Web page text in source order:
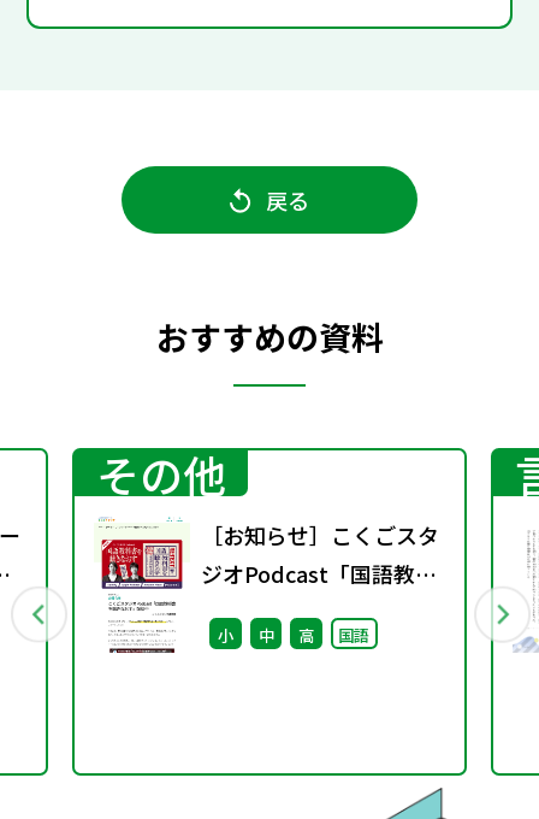
戻る
おすすめの資料
その他
［お知らせ］こくごスタ
ジオPodcast「国語教科
書を聴きなおす」配信中
小 中 高 国語